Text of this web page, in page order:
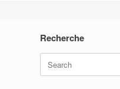
Recherche
Search
for: